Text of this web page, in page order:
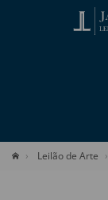
Leilão de Arte